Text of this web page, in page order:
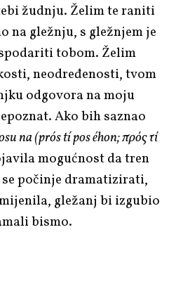
žudnju. Želim te raniti
na gležnju, s gležnjem je
tobom. Želim
neodređenosti, tvom
odgovora na moju
Ako bih saznao
na (prós tí pos éhon; πρός τί
mogućnost da tren
počinje dramatizirati,
gležanj bi izgubio
bismo.